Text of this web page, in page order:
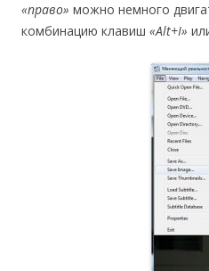
«право» можно немного
комбинацию клавиш «Alt+I»